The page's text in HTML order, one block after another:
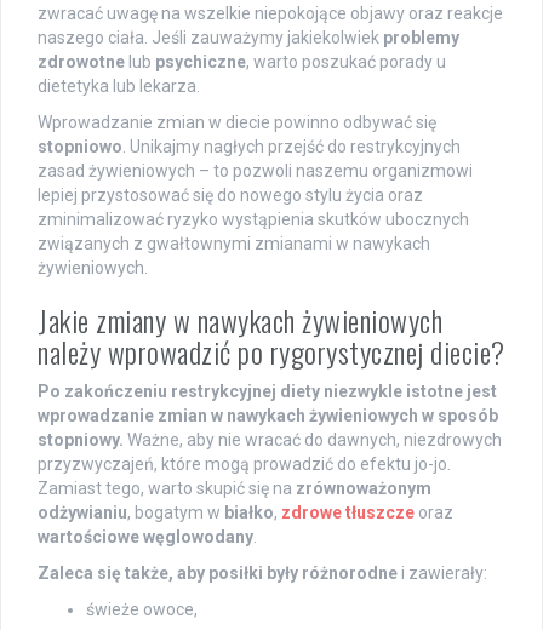
zwracać uwagę na wszelkie niepokojące objawy oraz reakcje
naszego ciała. Jeśli zauważymy jakiekolwiek problemy
zdrowotne lub psychiczne, warto poszukać porady u
dietetyka lub lekarza.
Wprowadzanie zmian w diecie powinno odbywać się
stopniowo . Unikajmy nagłych przejść do restrykcyjnych
zasad żywieniowych – to pozwoli naszemu organizmowi
lepiej przystosować się do nowego stylu życia oraz
zminimalizować ryzyko wystąpienia skutków ubocznych
związanych z gwałtownymi zmianami w nawykach
żywieniowych.
Jakie zmiany w nawykach żywieniowych
należy wprowadzić po rygorystycznej diecie?
Po zakończeniu restrykcyjnej diety niezwykle istotne jest
wprowadzanie zmian w nawykach żywieniowych w sposób
stopniowy. Ważne, aby nie wracać do dawnych, niezdrowych
przyzwyczajeń, które mogą prowadzić do efektu jo-jo.
Zamiast tego, warto skupić się na zrównoważonym
odżywianiu, bogatym w białko, zdrowe tłuszcze oraz
wartościowe węglowodany
Zaleca się także, aby posiłki były różnorodne i zawierały:
świeże owoce,